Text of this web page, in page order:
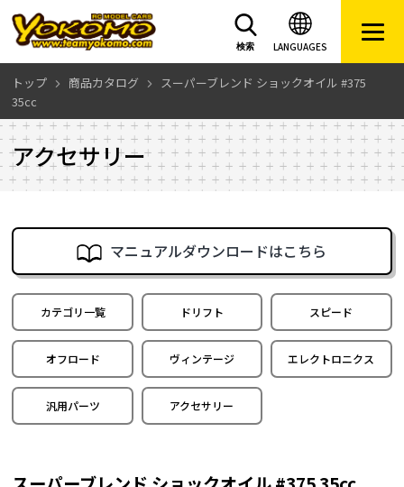
LANGUAGES
検索
トップ 商品カタログ
スーパーブレンド ショックオイル #375
35cc
アクセサリー
マニュアルダウンロードはこちら
カテゴリ一覧 ドリフト スピード
オフロード ヴィンテージ エレクトロニクス
汎用パーツ アクセサリー